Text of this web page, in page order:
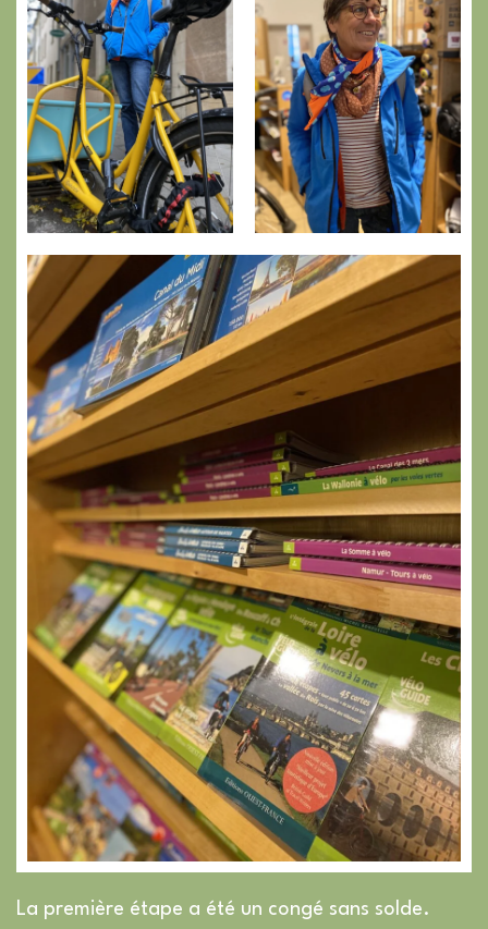
La première étape a été un congé sans solde.